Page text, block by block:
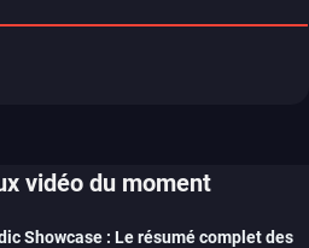
vidéo du moment
Showcase : Le résumé complet des